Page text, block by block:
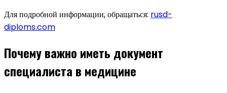
Для подробной информации, обращаться: rusd-
diploms.com
Почему важно иметь документ
специалиста в медицине